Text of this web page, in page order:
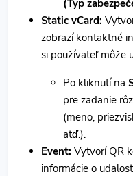
(Typ
Static vCard:
zobrazí kontaktné
si používateľ môže
Po kliknutí na
pre zadanie
(meno,
atď.).
Event: Vytvorí QR
informácie o